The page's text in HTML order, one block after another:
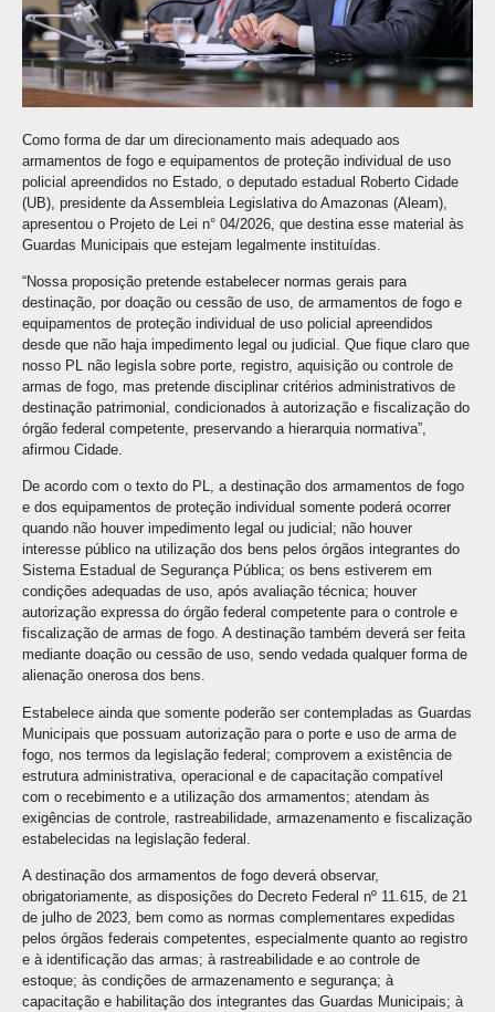
Como forma de dar um direcionamento mais adequado aos
armamentos de fogo e equipamentos de proteção individual de uso
policial apreendidos no Estado, o deputado estadual Roberto Cidade
(UB), presidente da Assembleia Legislativa do Amazonas (Aleam),
apresentou o Projeto de Lei n° 04/2026, que destina esse material às
Guardas Municipais que estejam legalmente instituídas.
“Nossa proposição pretende estabelecer normas gerais para
destinação, por doação ou cessão de uso, de armamentos de fogo e
equipamentos de proteção individual de uso policial apreendidos
desde que não haja impedimento legal ou judicial. Que fique claro que
nosso PL não legisla sobre porte, registro, aquisição ou controle de
armas de fogo, mas pretende disciplinar critérios administrativos de
destinação patrimonial, condicionados à autorização e fiscalização do
órgão federal competente, preservando a hierarquia normativa”,
afirmou Cidade.
De acordo com o texto do PL, a destinação dos armamentos de fogo
e dos equipamentos de proteção individual somente poderá ocorrer
quando não houver impedimento legal ou judicial; não houver
interesse público na utilização dos bens pelos órgãos integrantes do
Sistema Estadual de Segurança Pública; os bens estiverem em
condições adequadas de uso, após avaliação técnica; houver
autorização expressa do órgão federal competente para o controle e
fiscalização de armas de fogo. A destinação também deverá ser feita
mediante doação ou cessão de uso, sendo vedada qualquer forma de
alienação onerosa dos bens.
Estabelece ainda que somente poderão ser contempladas as Guardas
Municipais que possuam autorização para o porte e uso de arma de
fogo, nos termos da legislação federal; comprovem a existência de
estrutura administrativa, operacional e de capacitação compatível
com o recebimento e a utilização dos armamentos; atendam às
exigências de controle, rastreabilidade, armazenamento e fiscalização
estabelecidas na legislação federal.
A destinação dos armamentos de fogo deverá observar,
obrigatoriamente, as disposições do Decreto Federal nº 11.615, de 21
de julho de 2023, bem como as normas complementares expedidas
pelos órgãos federais competentes, especialmente quanto ao registro
e à identificação das armas; à rastreabilidade e ao controle de
estoque; às condições de armazenamento e segurança; à
capacitação e habilitação dos integrantes das Guardas Municipais; à